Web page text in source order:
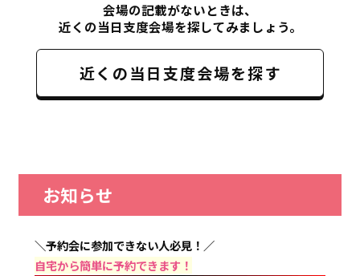
会場の記載がないときは、
近くの当日支度会場を探してみましょう。
近くの当日支度会場を探す
お知らせ
＼予約会に参加できない人必見！／
自宅から簡単に予約できます！